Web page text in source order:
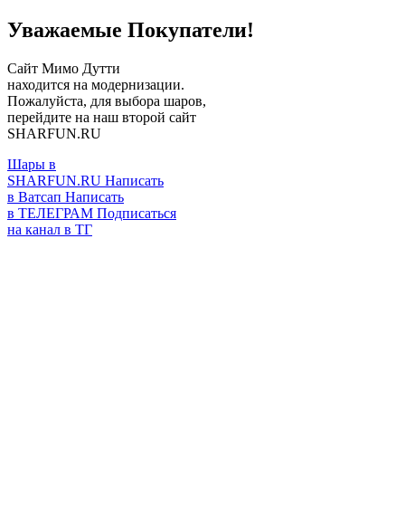
Уважаемые Покупатели!
Сайт Мимо Дутти
находится на модернизации.
Пожалуйста, для выбора шаров,
перейдите на наш второй сайт
SHARFUN.RU
Шары в
SHARFUN.RU Написать
в Ватсап Написать
в ТЕЛЕГРАМ Подписаться
на канал в ТГ